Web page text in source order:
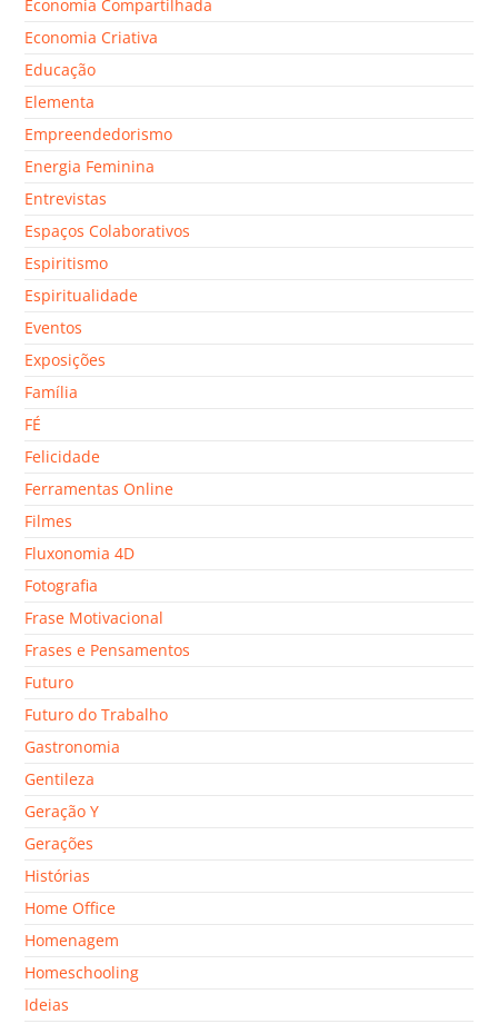
Economia Compartilhada
Economia Criativa
Educação
Elementa
Empreendedorismo
Energia Feminina
Entrevistas
Espaços Colaborativos
Espiritismo
Espiritualidade
Eventos
Exposições
Família
FÉ
Felicidade
Ferramentas Online
Filmes
Fluxonomia 4D
Fotografia
Frase Motivacional
Frases e Pensamentos
Futuro
Futuro do Trabalho
Gastronomia
Gentileza
Geração Y
Gerações
Histórias
Home Office
Homenagem
Homeschooling
Ideias